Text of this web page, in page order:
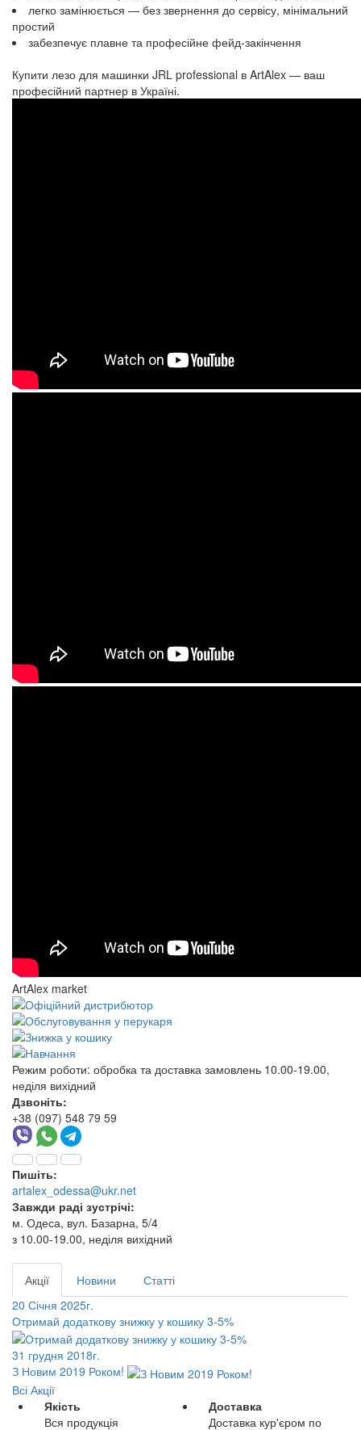
легко замінюється — без звернення до сервісу, мінімальний
простий
забезпечує плавне та професійне фейд-закінчення
Купити лезо для машинки JRL professional в ArtAlex — ваш
професійний партнер в Україні.
ArtAlex market
Режим роботи: обробка та доставка замовлень 10.00-19.00,
неділя вихідний
Дзвоніть:
+38 (097) 548 79 59
Пишіть:
artalex_odessa@ukr.net
Завжди раді зустрічі:
м. Одеса, вул. Базарна, 5/4
з 10.00-19.00, неділя вихідний
Акції Новини
Статті
20 Січня 2025г.
Отримай додаткову знижку у кошику 3-5%
31 грудня 2018г.
З Новим 2019 Роком!
Всі Акції
Якість
Вся продукція
Доставка
Доставка кур'єром по